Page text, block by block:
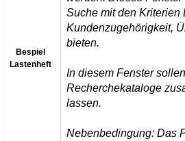
Bespiel
Lastenheft
Suche mit den Kriterien
Kundenzugehörigkeit,
bieten.
In diesem Fenster
Recherchekataloge
lassen.
Nebenbedingung: Das